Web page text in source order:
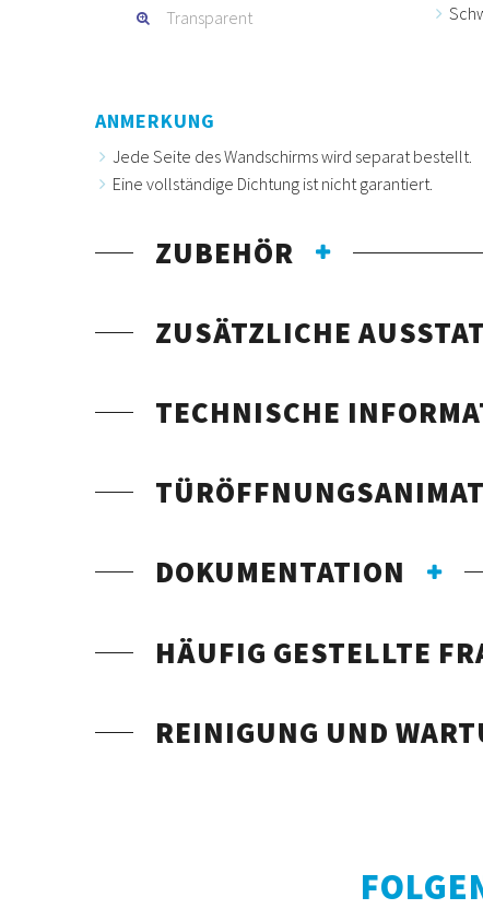
Transparent
ANMERKUNG
Jede Seite des Wandschirms wird separat bestellt.
Eine vollständige Dichtung ist nicht garantiert.
ZUBEHÖR
ZUSÄTZLICHE
TECHNISCHE
DOKUMENTATION
HÄUFIG GESTELLTE
REINIGUNG UND